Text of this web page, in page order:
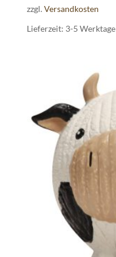
zzgl. Versandkosten
Lieferzeit: 3-5 Werktage